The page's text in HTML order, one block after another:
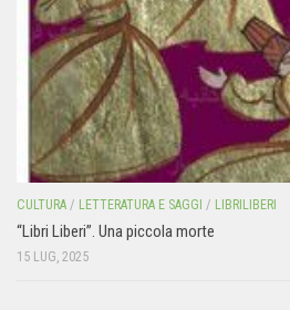
CULTURA / LETTERATURA E SAGGI / LIBRILIBERI
“Libri Liberi”. Una piccola morte
15 LUG, 2025